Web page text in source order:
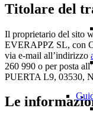
Titolare del
Il proprietario del sito
EVERAPPZ SL, con
via e-mail all’indirizzo
260 990 o per posta
PUERTA L9, 03530,
Le